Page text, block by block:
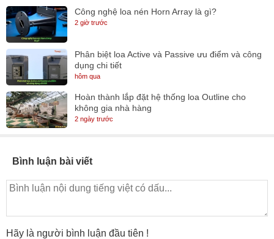
Công nghệ loa nén Horn Array là gì?
2 giờ trước
Phân biệt loa Active và Passive ưu điểm và công
dụng chi tiết
hôm qua
Hoàn thành lắp đặt hệ thống loa Outline cho
không gia nhà hàng
2 ngày trước
Bình luận bài viết
Hãy là người bình luận đầu tiên !